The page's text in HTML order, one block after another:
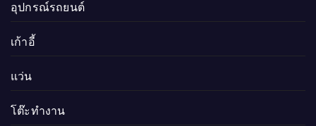
อุปกรณ์รถยนต์
เก้าอี้
แว่น
โต๊ะทำงาน